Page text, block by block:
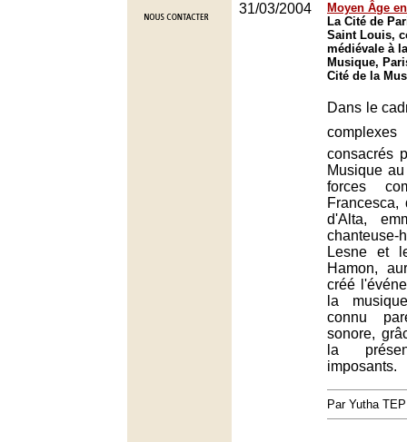
31/03/2004
Moyen Âge
La Cité de
Saint Louis,
médiévale à
Musique,
Cité de la
Dans le
consacrés
Musique
forces
d'Alta,
Lesne et
Hamon,
créé
la
connu
sonore,
la
imposants.
Par Yutha TEP